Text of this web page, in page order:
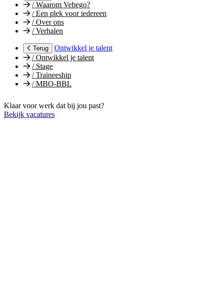
/Waarom Vebego?
/Een plek voor iedereen
/Over ons
/Verhalen
Terug
Ontwikkel je talent
/Ontwikkel je talent
/Stage
/Traineeship
/MBO-BBL
Klaar voor werk dat bij jou past?
Bekijk vacatures